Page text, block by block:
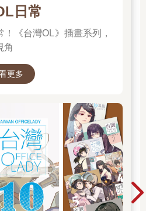
日常
《台灣OL》插畫系列，
角
更多